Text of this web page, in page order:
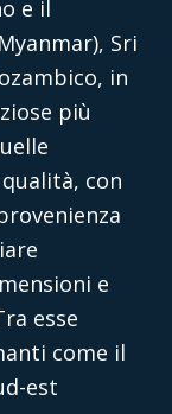
e il
Sri
in
più
con
e
esse
come il
est